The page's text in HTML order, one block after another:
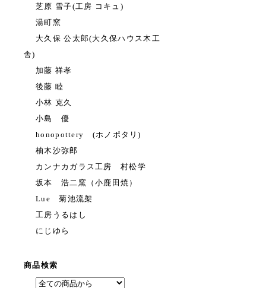
芝原 雪子(工房 コキュ)
湯町窯
大久保 公太郎(大久保ハウス木工
舎)
加藤 祥孝
後藤 睦
小林 克久
小島 優
honopottery (ホノポタリ)
柚木沙弥郎
カンナカガラス工房 村松学
坂本 浩二窯（小鹿田焼）
Lue 菊池流架
工房うるはし
にじゆら
商品検索